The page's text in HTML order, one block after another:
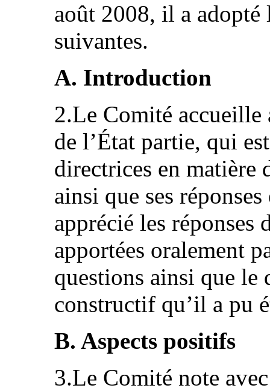
août 2008, il a adopté
suivantes.
A. Introduction
2.Le Comité accueille
de l’État partie, qui
directrices en matière
ainsi que ses
apprécié les réponses
apportées oralement
questions ainsi que le
constructif qu’il a pu
B. Aspects positifs
3.Le Comité note